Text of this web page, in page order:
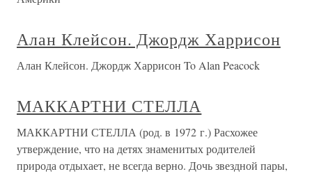
Алан Клейсон. Джордж Харрисон
Алан Клейсон. Джордж Харрисон To Alan Peacock
МАККАРТНИ СТЕЛЛА
МАККАРТНИ СТЕЛЛА (род. в 1972 г.) Расхожее
утверждение, что на детях знаменитых родителей
природа отдыхает, не всегда верно. Дочь звездной пары,